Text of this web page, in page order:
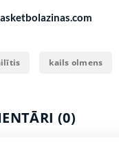
kails olmens
(0)